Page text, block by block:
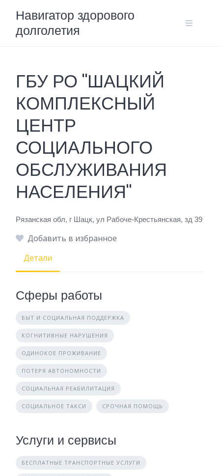
content
Навигатор здорового
долголетия
ГБУ РО "ШАЦКИЙ
КОМПЛЕКСНЫЙ
ЦЕНТР
СОЦИАЛЬНОГО
ОБСЛУЖИВАНИЯ
НАСЕЛЕНИЯ"
Рязанская обл, г Шацк, ул Рабоче-Крестьянская, зд 39
Добавить в избранное
Детали
Сферы работы
БЫТ И СОЦИАЛЬНАЯ ПОДДЕРЖКА
КОГНИТИВНЫЕ НАРУШЕНИЯ
ОДИНОКОЕ ПРОЖИВАНИЕ
ПОТЕРЯ АВТОНОМНОСТИ
СОЦИАЛЬНАЯ РЕАБИЛИТАЦИЯ
СОЦИАЛЬНОЕ ТАКСИ СРОЧНАЯ ПОМОЩЬ
Услуги и сервисы
БЕСПЛАТНЫЕ ТРАНСПОРТНЫЕ УСЛУГИ